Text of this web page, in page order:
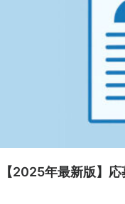
【2025年最新版】